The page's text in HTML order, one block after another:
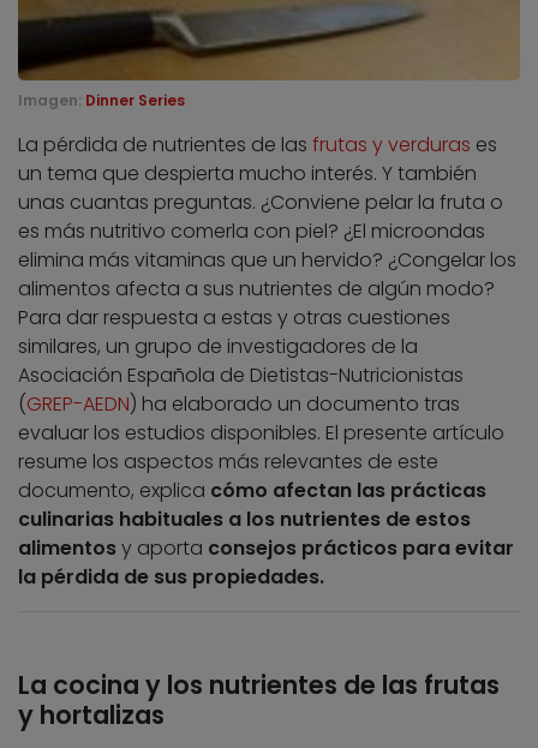
Imagen: Dinner Series
La pérdida de nutrientes de las frutas y verduras es
un tema que despierta mucho interés. Y también
unas cuantas preguntas. ¿Conviene pelar la fruta o
es más nutritivo comerla con piel? ¿El microondas
elimina más vitaminas que un hervido? ¿Congelar los
alimentos afecta a sus nutrientes de algún modo?
Para dar respuesta a estas y otras cuestiones
similares, un grupo de investigadores de la
Asociación Española de Dietistas-Nutricionistas
(GREP-AEDN) ha elaborado un documento tras
evaluar los estudios disponibles. El presente artículo
resume los aspectos más relevantes de este
documento, explica cómo afectan las prácticas
culinarias habituales a los nutrientes de estos
alimentosy aporta consejos prácticos para evitar
la pérdida de sus propiedades.
La cocina y los nutrientes de las frutas
y hortalizas